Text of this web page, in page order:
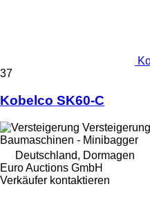
37
Kobelco SK60-C
Versteigerung
Baumaschinen - Minibagger
Deutschland, Dormagen
Euro Auctions GmbH
Verkäufer kontaktieren